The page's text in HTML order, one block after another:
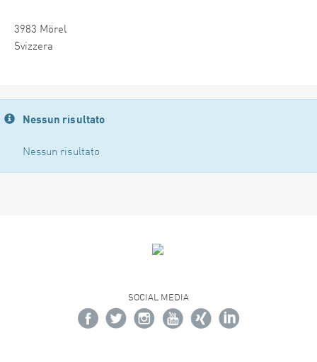
3983 Mörel
Svizzera
Nessun risultato
Nessun risultato
SOCIAL MEDIA